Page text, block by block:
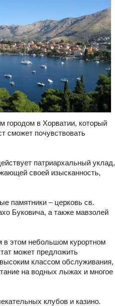
городом в Хорватии, который
сможет почувствовать
патриархальный уклад,
своей изысканность,
памятники – церковь св.
Буковича, а также мавзолей
в этом небольшом курортном
может предложить
классом обслуживания,
на водных лыжах и многое
клубов и казино.